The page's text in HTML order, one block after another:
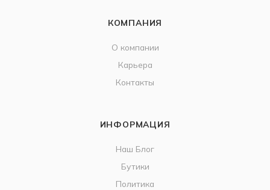
КОМПАНИЯ
О компании
Карьера
Контакты
ИНФОРМАЦИЯ
Наш Блог
Бутики
Политика